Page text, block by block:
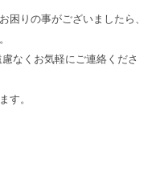
困りの事がございましたら、
なくお気軽にご連絡くださ
す。